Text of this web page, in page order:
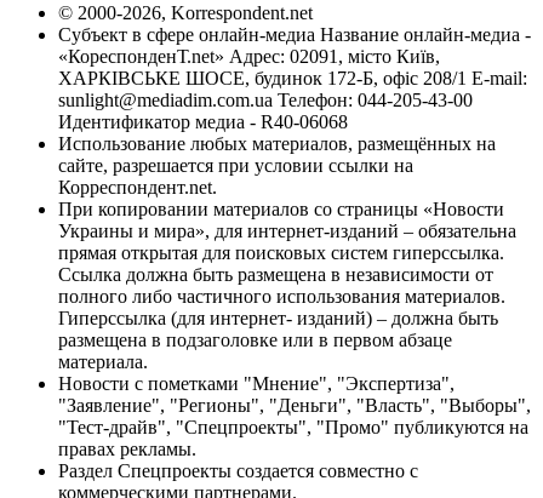
© 2000-2026, Korrespondent.net
Субъект в сфере онлайн-медиа Название онлайн-медиа -
«КореспонденТ.net» Адрес: 02091, місто Київ,
ХАРКІВСЬКЕ ШОСЕ, будинок 172-Б, офіс 208/1 E-mail:
sunlight@mediadim.com.ua Телефон: 044-205-43-00
Идентификатор медиа - R40-06068
Использование любых материалов, размещённых на
сайте, разрешается при условии ссылки на
Корреспондент.net.
При копировании материалов со страницы «Новости
Украины и мира», для интернет-изданий – обязательна
прямая открытая для поисковых систем гиперссылка.
Ссылка должна быть размещена в независимости от
полного либо частичного использования материалов.
Гиперссылка (для интернет- изданий) – должна быть
размещена в подзаголовке или в первом абзаце
материала.
Новости с пометками "Мнение", "Экспертиза",
"Заявление", "Регионы", "Деньги", "Власть", "Выборы",
"Тест-драйв", "Спецпроекты", "Промо" публикуются на
правах рекламы.
Раздел Спецпроекты создается совместно с
коммерческими партнерами.